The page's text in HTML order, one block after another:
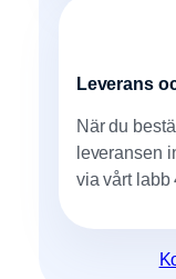
Leverans
När du
leveransen
via vårt labb